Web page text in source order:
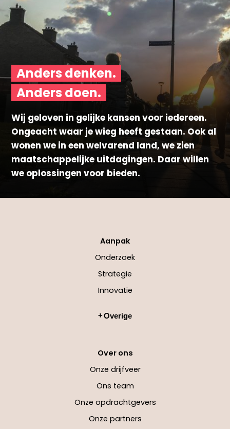
Wij geloven in gelijke kansen voor iedereen.
Ongeacht waar je wieg heeft gestaan. Ook al
wonen we in een welvarend land, we zien
maatschappelijke uitdagingen. Daar willen
we oplossingen voor bieden.
Anders denken.
Anders doen.
Aanpak
Onderzoek
Strategie
Innovatie
Overige
Over ons
Onze drijfveer
Ons team
Onze opdrachtgevers
Onze partners